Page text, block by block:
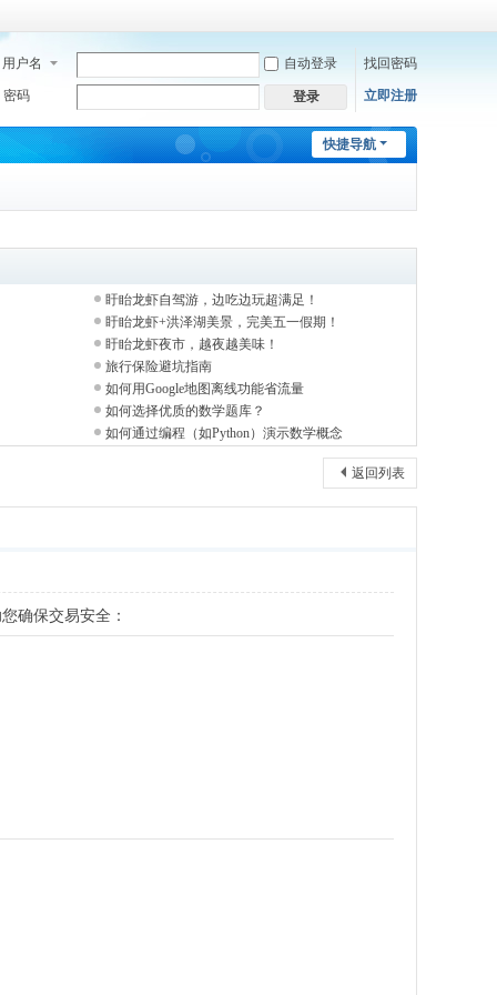
用户名 自动登录 找回密码
密码 登录 立即注册
快捷导航
盱眙龙虾自驾游，边吃边玩超满足！
盱眙龙虾+洪泽湖美景，完美五一假期！
盱眙龙虾夜市，越夜越美味！
旅行保险避坑指南
如何用Google地图离线功能省流量
如何选择优质的数学题库？
如何通过编程（如Python）演示数学概念
返回列表
确保交易安全：